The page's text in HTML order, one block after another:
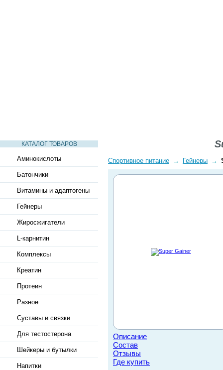
КАТАЛОГ ТОВАРОВ
Аминокислоты
Батончики
Витамины и адаптогены
Гейнеры
Жиросжигатели
L-карнитин
Комплексы
Креатин
Протеин
Разное
Суставы и связки
Для тестостерона
Шейкеры и бутылки
Напитки
Спортивное питание → Гейнеры →
Описание
Состав
Отзывы
Где купить